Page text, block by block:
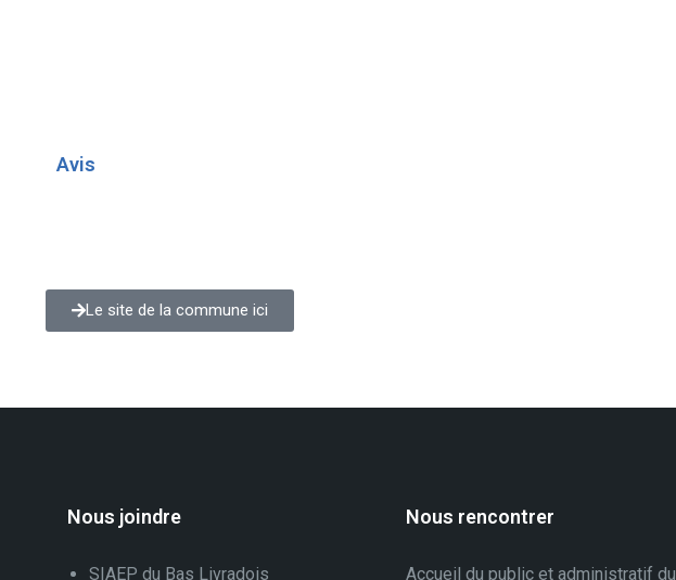
Avis
Le site de la commune ici
Nous joindre
SIAEP du Bas Livradois
Nous rencontrer
Accueil du public et administratif du